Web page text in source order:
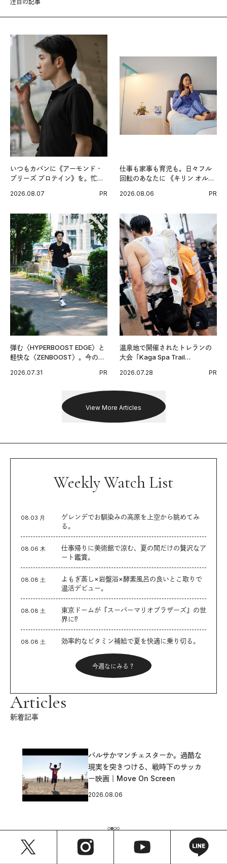
注目の記事
いつもカバンに《アーモンド・
ブリーズ プロテイン》を。忙し
グ習慣。
2026.08.07 PR
仕事も家事も育児も。日々フル
回転のあなたに 《キリン オルニ
2026.08.06 PR
弾む〈HYPERBOOST EDGE〉と
軽快な〈ZENBOOST〉。今の時
出した新機軸。
2026.07.31 PR
温泉地で開催されたトレランの
大会「Kaga Spa Trail
戦を夢見るランナーたちの奮闘
2026.07.28 PR
View More Articles
Weekly Watch List
08.03 月
ゲレンデでお馴染みの高原を上空から眺めてみ
る。
08.06 木
仕事帰りに美術館で涼む、夏の間だけの贅沢なア
ート鑑賞。
08.08 土
よもぎ蒸し×岩盤浴×酵素風呂の良いとこ取りで
温活デビュー。
08.08 土
東京ドームが『スーパーマリオブラザーズ』の世
界に⁉︎
08.08 土 効率的なビタミン補給で夏を快適に乗り切る。
今週なにみる？
Articles
新着記事
バルサかマンチェスターか。過酷な
現実を突きつける、戦時下のサッカ
ー映画｜Move On Screen
2026.08.06